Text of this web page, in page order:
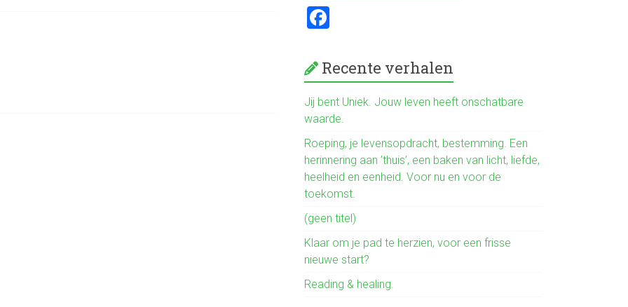
ce
b
o
ok
Recente verhalen
Jij bent Uniek. Jouw leven heeft onschatbare
waarde.
Roeping, je levensopdracht, bestemming. Een
herinnering aan ’thuis’, een baken van licht, liefde,
heelheid en eenheid. Voor nu en voor de
toekomst.
(geen titel)
Klaar om je pad te herzien, voor een frisse
nieuwe start?
Reading & healing.